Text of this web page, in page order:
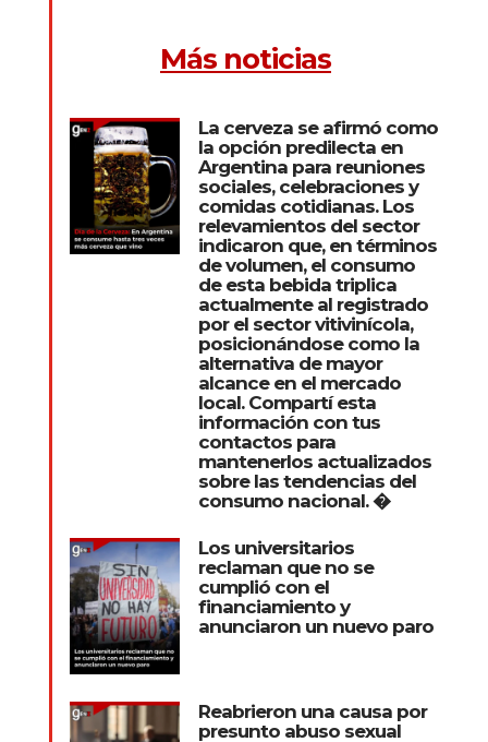
Más noticias
La cerveza se afirmó como
la opción predilecta en
Argentina para reuniones
sociales, celebraciones y
comidas cotidianas. Los
relevamientos del sector
indicaron que, en términos
de volumen, el consumo
de esta bebida triplica
actualmente al registrado
por el sector vitivinícola,
posicionándose como la
alternativa de mayor
alcance en el mercado
local. Compartí esta
información con tus
contactos para
mantenerlos actualizados
sobre las tendencias del
consumo nacional. �
Los universitarios
reclaman que no se
cumplió con el
financiamiento y
anunciaron un nuevo paro
Reabrieron una causa por
presunto abuso sexual